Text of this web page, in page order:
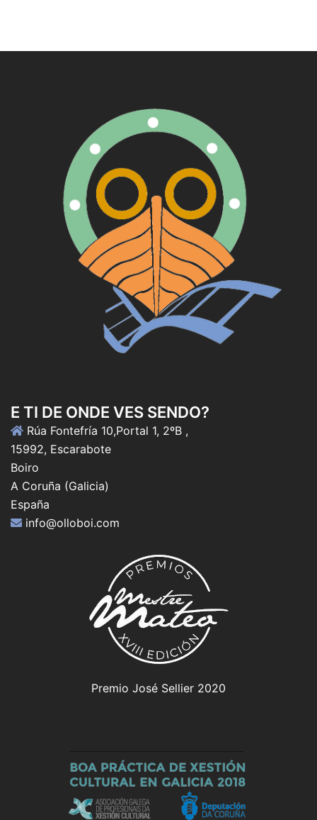
E TI DE ONDE VES SENDO?
Rúa Fontefría 10,Portal 1, 2ºB ,
15992, Escarabote
Boiro
A Coruña (Galicia)
España
info@olloboi.com
Premio José Sellier 2020